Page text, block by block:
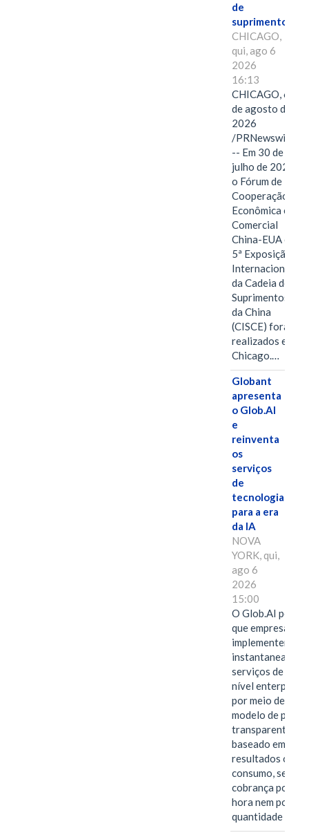
de
suprimentos.
CHICAGO,
qui, ago 6
2026
16:13
CHICAGO, 6
de agosto de
2026
/PRNewswire/
-- Em 30 de
julho de 2026,
o Fórum de
Cooperação
Econômica e
Comercial
China-EUA e a
5ª Exposição
Internacional
da Cadeia de
Suprimentos
da China
(CISCE) foram
realizados em
Chicago.…
Globant
apresenta
o Glob.AI
e
reinventa
os
serviços
de
tecnologia
para a era
da IA
NOVA
YORK, qui,
ago 6
2026
15:00
O Glob.AI
que empresas
implementem
serviços de IA de
nível enterprise
por meio de um
modelo de
transparente,
baseado em
resultados ou
consumo, sem
cobrança por
hora nem por
quantidade de…